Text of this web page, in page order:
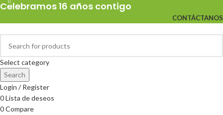
Celebramos 16 años contigo
CONTÁCTANOS
Select category
Search
Login / Register
0Lista de deseos
0Compare
0
0